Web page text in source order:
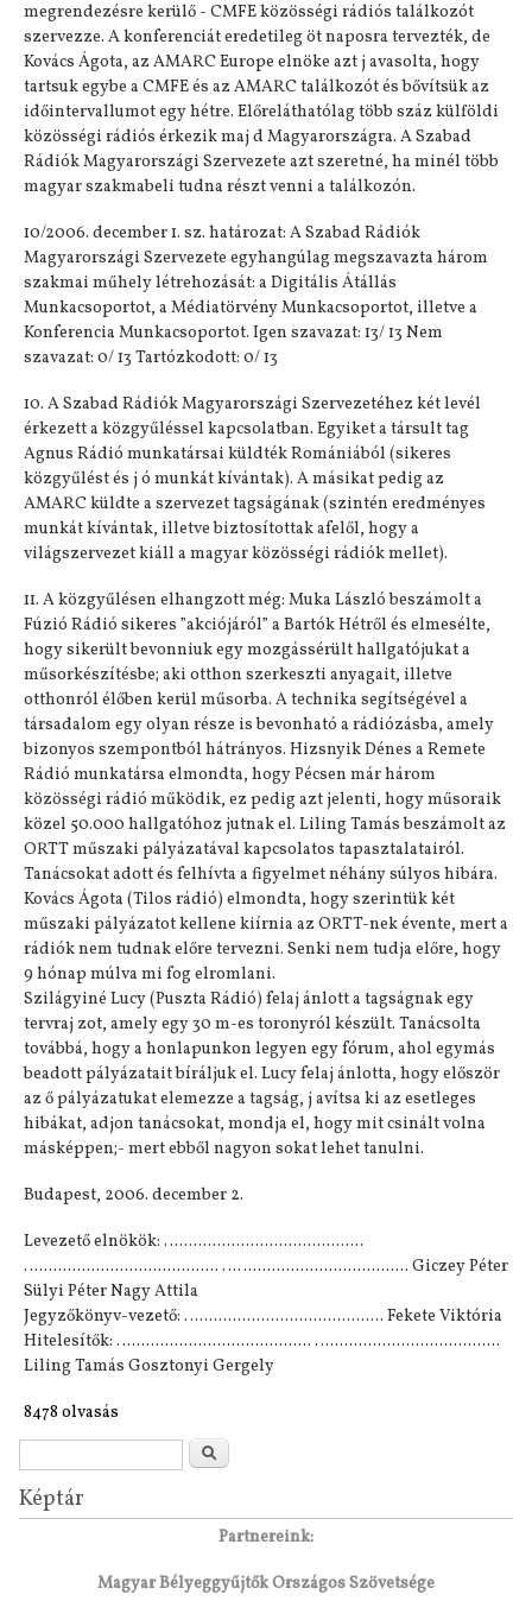
megrendezésre kerülő - CMFE közösségi rádiós találkozót
szervezze. A konferenciát eredetileg öt naposra tervezték, de
Kovács Ágota, az AMARC Europe elnöke azt j avasolta, hogy
tartsuk egybe a CMFE és az AMARC találkozót és bővítsük az
időintervallumot egy hétre. Előreláthatólag több száz külföldi
közösségi rádiós érkezik maj d Magyarországra. A Szabad
Rádiók Magyarországi Szervezete azt szeretné, ha minél több
magyar szakmabeli tudna részt venni a találkozón.
10/2006. december 1. sz. határozat: A Szabad Rádiók
Magyarországi Szervezete egyhangúlag megszavazta három
szakmai műhely létrehozását: a Digitális Átállás
Munkacsoportot, a Médiatörvény Munkacsoportot, illetve a
Konferencia Munkacsoportot. Igen szavazat: 13/ 13 Nem
szavazat: 0/ 13 Tartózkodott: 0/ 13
10. A Szabad Rádiók Magyarországi Szervezetéhez két levél
érkezett a közgyűléssel kapcsolatban. Egyiket a társult tag
Agnus Rádió munkatársai küldték Romániából (sikeres
közgyűlést és j ó munkát kívántak). A másikat pedig az
AMARC küldte a szervezet tagságának (szintén eredményes
munkát kívántak, illetve biztosítottak afelől, hogy a
világszervezet kiáll a magyar közösségi rádiók mellet).
11. A közgyűlésen elhangzott még: Muka László beszámolt a
Fúzió Rádió sikeres ”akciójáról” a Bartók Hétről és elmesélte,
hogy sikerült bevonniuk egy mozgássérült hallgatójukat a
műsorkészítésbe; aki otthon szerkeszti anyagait, illetve
otthonról élőben kerül műsorba. A technika segítségével a
társadalom egy olyan része is bevonható a rádiózásba, amely
bizonyos szempontból hátrányos. Hizsnyik Dénes a Remete
Rádió munkatársa elmondta, hogy Pécsen már három
közösségi rádió működik, ez pedig azt jelenti, hogy műsoraik
közel 50.000 hallgatóhoz jutnak el. Liling Tamás beszámolt az
ORTT műszaki pályázatával kapcsolatos tapasztalatairól.
Tanácsokat adott és felhívta a figyelmet néhány súlyos hibára.
Kovács Ágota (Tilos rádió) elmondta, hogy szerintük két
műszaki pályázatot kellene kiírnia az ORTT-nek évente, mert a
rádiók nem tudnak előre tervezni. Senki nem tudja előre, hogy
9 hónap múlva mi fog elromlani.
Szilágyiné Lucy (Puszta Rádió) felaj ánlott a tagságnak egy
tervraj zot, amely egy 30 m-es toronyról készült. Tanácsolta
továbbá, hogy a honlapunkon legyen egy fórum, ahol egymás
beadott pályázatait bíráljuk el. Lucy felaj ánlotta, hogy először
az ő pályázatukat elemezze a tagság, j avítsa ki az esetleges
hibákat, adjon tanácsokat, mondja el, hogy mit csinált volna
másképpen;- mert ebből nagyon sokat lehet tanulni.
Budapest, 2006. december 2.
Levezető elnökök: ….......................................
…...................................... ……................................. Giczey Péter
Sülyi Péter Nagy Attila
Jegyzőkönyv-vezető: …....................................... Fekete Viktória
Hitelesítők: …...................................... …....................................
Liling Tamás Gosztonyi Gergely
8478 olvasás
Keresés
Képtár
Partnereink:
Magyar Bélyeggyűjtők Országos Szövetsége